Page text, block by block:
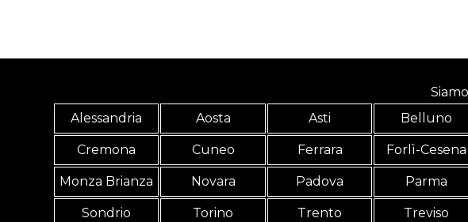
Alessandria
Aosta Asti Belluno
Cremona Cuneo Ferrara Forlì-Cesena
Monza Brianza Novara Padova Parma
Sondrio Torino Trento Treviso